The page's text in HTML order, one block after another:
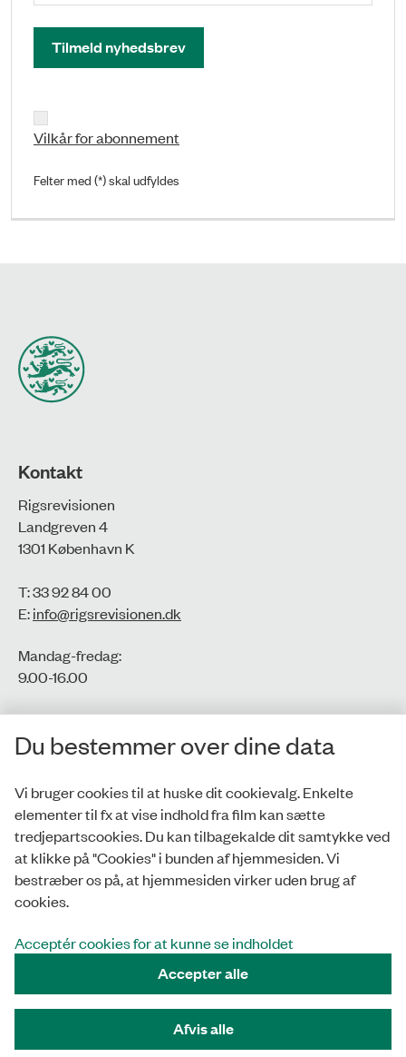
Tilmeld nyhedsbrev
Vilkår for abonnement
Felter med (*) skal udfyldes
Kontakt
Rigsrevisionen
Landgreven 4
1301 København K
T: 33 92 84 00
E:info@rigsrevisionen.dk
Mandag-fredag:
9.00-16.00​
CVR-nr.: 77806113
EAN-nr.: 5798000016002
Privatlivspolitik
Whistleblowerordning
Tilgængelighedserklæring
Tilmeld nyhedsbrev
Du bestemmer over dine data
Vi bruger cookies til at huske dit cookievalg. Enkelte
elementer til fx at vise indhold fra film kan sætte
tredjepartscookies. Du kan tilbagekalde dit samtykke ved
at klikke på "Cookies" i bunden af hjemmesiden. Vi
bestræber os på, at hjemmesiden virker uden brug af
cookies.
Acceptér cookies for at kunne se indholdet
Accepter alle
Afvis alle